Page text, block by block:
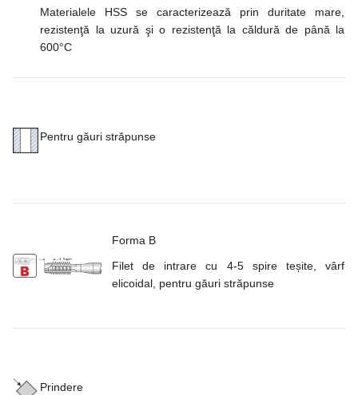
Materialele HSS se caracterizează prin duritate mare,
rezistenţă la uzură şi o rezistenţă la căldură de până la
600°C
Pentru găuri străpunse
Forma B
Filet de intrare cu 4-5 spire teșite, vârf
elicoidal, pentru găuri străpunse
Prindere